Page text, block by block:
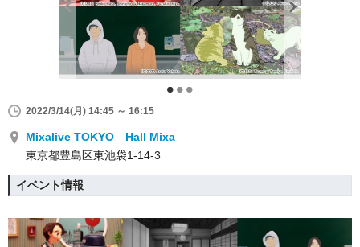
2022/3/14(月) 14:45 ～ 16:15
Mixalive TOKYO Hall Mixa
東京都豊島区東池袋1-14-3
イベント情報